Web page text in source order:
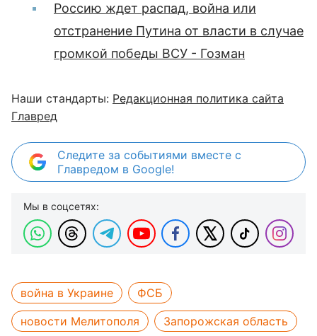
Россию ждет распад, война или
отстранение Путина от власти в случае
громкой победы ВСУ - Гозман
Наши стандарты: Редакционная политика сайта
Главред
Следите за событиями вместе с
Главредом в Google!
Мы в соцсетях:
война в Украине
ФСБ
новости Мелитополя
Запорожская область